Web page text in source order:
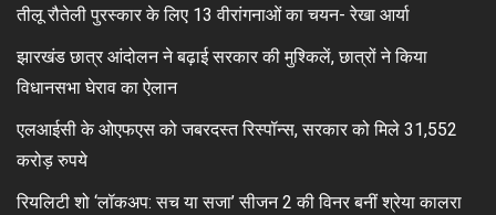
तीलू रौतेली पुरस्कार के लिए 13 वीरांगनाओं का चयन- रेखा आर्या
झारखंड छात्र आंदोलन ने बढ़ाई सरकार की मुश्किलें, छात्रों ने किया
विधानसभा घेराव का ऐलान
एलआईसी के ओएफएस को जबरदस्त रिस्पॉन्स, सरकार को मिले 31,552
करोड़ रुपये
रियलिटी शो ‘लॉकअप: सच या सजा’ सीजन 2 की विनर बनीं श्रेया कालरा